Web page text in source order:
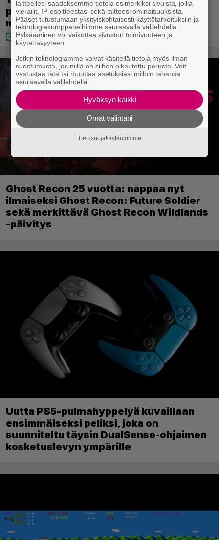
perhelomalla Portugalissa – ”Kaunis
mekko”
Ghost Recon 25 vuotta: nappaa nyt
ilmaiseksi Ghost Recon: Future Soldier
sekä merkittävä Ghost Recon Wildlands
-päivitys
Uutta PS5-pulmahyppelyä kuvaillaan
ensimmäiseksi peliksi, joka on
suunniteltu täysin DualSense-ohjaimen
kosketuslevyn ympärille
laitteellesi saadaksemme tietoja esimerkiksi sivuista, joilla
vierailit, IP-osoitteestasi sekä laitteesi ominaisuuksista.
Pääset tutustumaan yksityiskohtaisesti käyttötarkoituksiin ja
teknologiakumppaneihimme seuraavalla välilehdellä.
Hylkääminen voi vaikuttaa sivuston toimivuuteen ja
käytettävyyteen.
Jotkin teknologiamme voivat käsitellä tietoja myös ilman
suostumusta, jos niillä on siihen oikeutettu peruste. Voit
vastustaa tätä tai muuttaa asetuksiasi milloin tahansa
seuraavalla välilehdellä.
Hyväksyn kaikki
Omat valintani
Tietosuojakäytäntömme